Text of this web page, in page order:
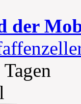
der